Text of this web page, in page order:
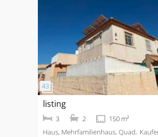
listing
3 2
150 m²
Haus, Mehrfamilienhaus, Quad